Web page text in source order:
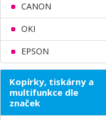
CANON
OKI
EPSON
Kopírky, tiskárny a
multifunkce dle
značek